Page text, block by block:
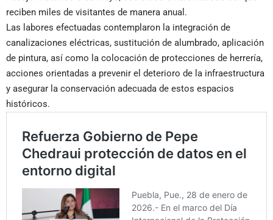
reciben miles de visitantes de manera anual.
Las labores efectuadas contemplaron la integración de
canalizaciones eléctricas, sustitución de alumbrado, aplicación
de pintura, así como la colocación de protecciones de herrería,
acciones orientadas a prevenir el deterioro de la infraestructura
y asegurar la conservación adecuada de estos espacios
históricos.